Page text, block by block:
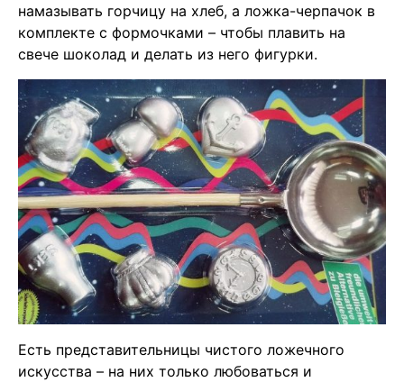
намазывать горчицу на хлеб, а ложка-черпачок в
комплекте с формочками – чтобы плавить на
свече шоколад и делать из него фигурки.
Есть представительницы чистого ложечного
искусства – на них только любоваться и